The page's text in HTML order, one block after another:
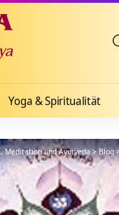
Yoga & Spiritualität
Meditation und Ayurveda>Blog